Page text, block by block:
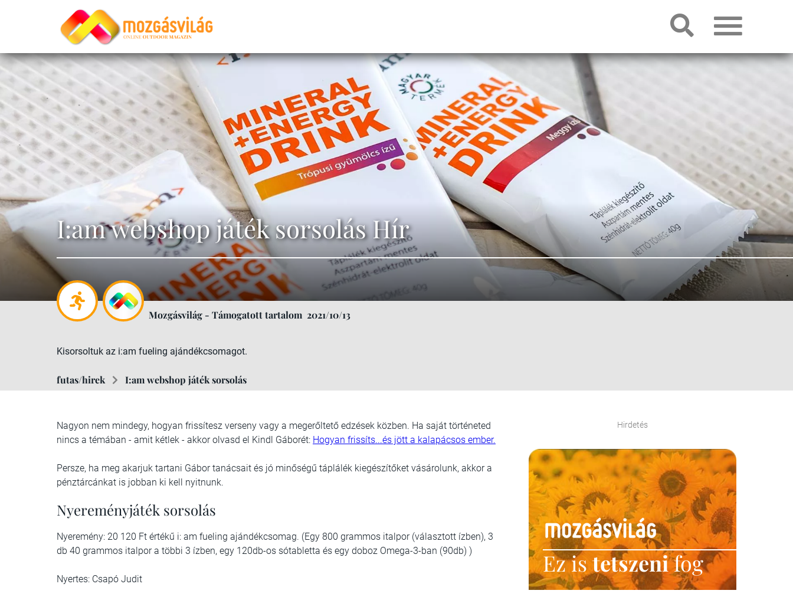
I:am webshop játék sorsolás Hír
Mozgásvilág - Támogatott tartalom 2021/10/13
Kisorsoltuk az i:am fueling ajándékcsomagot.
futas/hirek I:am webshop játék sorsolás
Nagyon nem mindegy, hogyan frissítesz verseny vagy a megerőltető edzések közben. Ha saját történeted
nincs a témában - amit kétlek - akkor olvasd el Kindl Gáborét: Hogyan frissíts...és jött a kalapácsos ember.
Persze, ha meg akarjuk tartani Gábor tanácsait és jó minőségű táplálék kiegészítőket vásárolunk, akkor a
pénztárcánkat is jobban ki kell nyitnunk.
Nyereményjáték sorsolás
Nyeremény: 20 120 Ft értékű i: am fueling ajándékcsomag. (Egy 800 grammos italpor (választott ízben), 3
db 40 grammos italpor a többi 3 ízben, egy 120db-os sótabletta és egy doboz Omega-3-ban (90db) )
Nyertes: Csapó Judit
Hirdetés
Ez istetszenifog